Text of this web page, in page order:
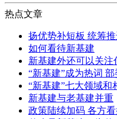
热点文章
扬优势补短板 统筹
如何看待新基建
新基建外还可以关注
“新基建”成为热词
“新基建”七大领域和
新基建与老基建并重
政策陆续加码 各方